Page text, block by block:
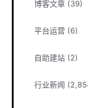
博客文章 (39)
平台运营 (6)
自助建站 (2)
行业新闻